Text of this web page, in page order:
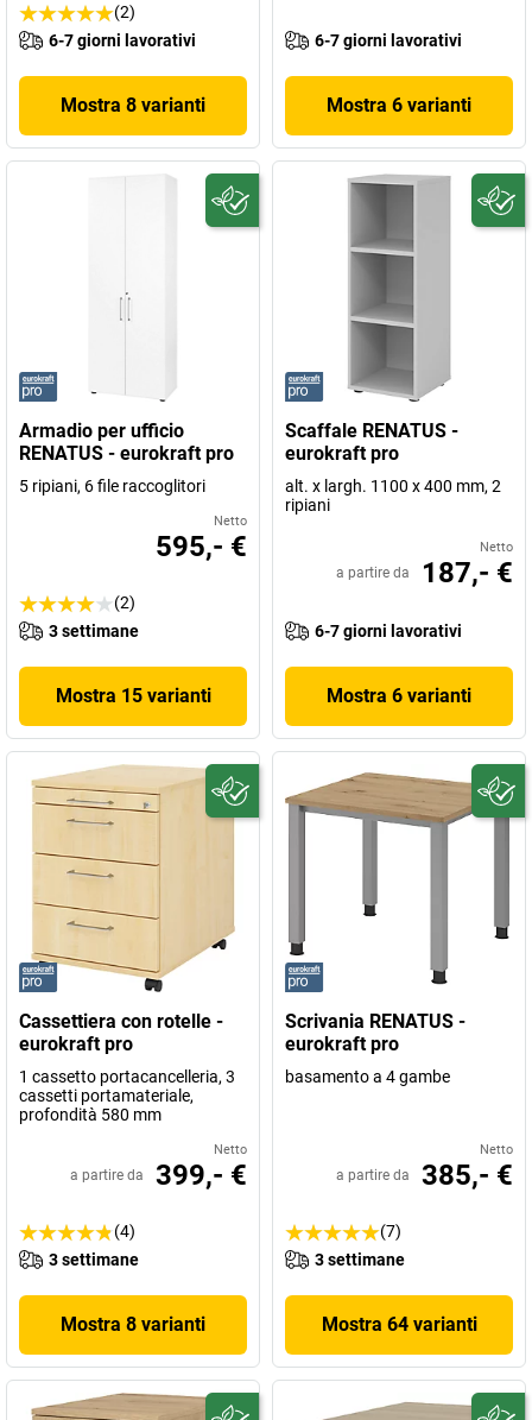
(2)
6-7 giorni lavorativi
Mostra 8 varianti
6-7 giorni lavorativi
Mostra 6 varianti
Armadio per ufficio
RENATUS - eurokraft pro
5 ripiani, 6 file raccoglitori
Netto
595,- €
(2)
3 settimane
Mostra 15 varianti
Scaffale RENATUS -
eurokraft pro
alt. x largh. 1100 x 400 mm, 2
ripiani
Netto
a partire da 187,- €
6-7 giorni lavorativi
Mostra 6 varianti
Cassettiera con rotelle -
eurokraft pro
1 cassetto portacancelleria, 3
cassetti portamateriale,
profondità 580 mm
Netto
a partire da 399,- €
(4)
3 settimane
Mostra 8 varianti
Scrivania RENATUS -
eurokraft pro
basamento a 4 gambe
Netto
a partire da 385,- €
(7)
3 settimane
Mostra 64 varianti